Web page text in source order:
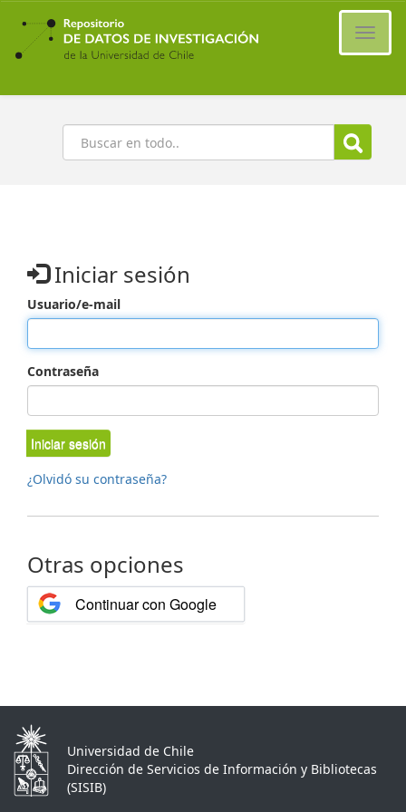
Ir
contenido
principal
Buscar
Iniciar sesión
Usuario/e-mail
Contraseña
Iniciar sesión
¿Olvidó su contraseña?
Otras opciones
Continuar con Google
Universidad de Chile
Dirección de Servicios de Información y Bibliotecas
(SISIB)